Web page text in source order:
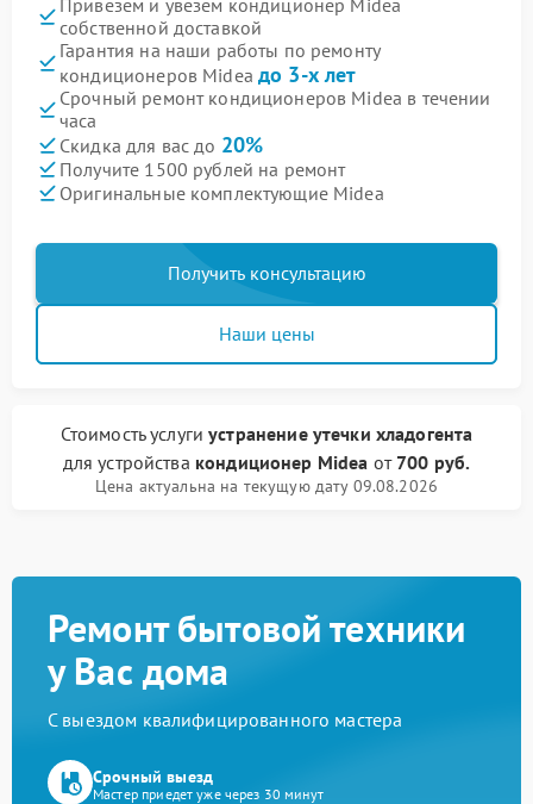
Привезем и увезем кондиционер Midea
собственной доставкой
Гарантия на наши работы по ремонту
кондиционеров Mideaдо 3-х лет
Срочный ремонт кондиционеров Midea в течении
часа
Скидка для вас до 20%
Получите 1500 рублей на ремонт
Оригинальные комплектующие Midea
Получить консультацию
Наши цены
Стоимость услугиустранение утечки хладогента
для устройства кондиционер Midea от 700 руб.
Цена актуальна на текущую дату 09.08.2026
Ремонт бытовой техники
у Вас дома
С выездом квалифицированного мастера
Срочный выезд
Мастер приедет уже через 30 минут